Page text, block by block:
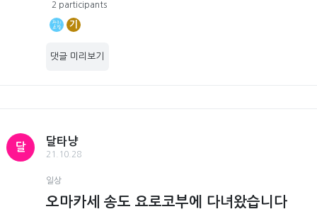
2 participants
기
댓글 미리보기
달
달타냥
21.10.28
일상
오마카세 송도 요로코부에 다녀왔습니다